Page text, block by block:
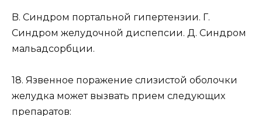
B. Синдром портальной гипертензии. Г.
Синдром желудочной диспепсии. Д. Синдром
мальадсорбции.
18. Язвенное поражение слизистой оболочки
желудка может вызвать прием следующих
препаратов: